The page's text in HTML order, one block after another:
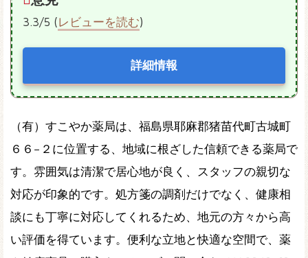
3.3/5 (レビューを読む)
詳細情報
（有）すこやか薬局は、福島県耶麻郡猪苗代町古城町
６６−２に位置する、地域に根ざした信頼できる薬局で
す。雰囲気は清潔で居心地が良く、スタッフの親切な
対応が印象的です。処方箋の調剤だけでなく、健康相
談にも丁寧に対応してくれるため、地元の方々から高
い評価を得ています。便利な立地と快適な空間で、薬